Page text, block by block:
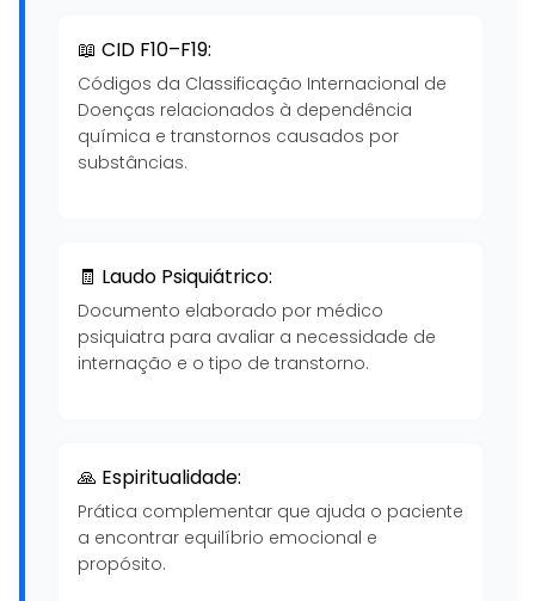
📖 CID F10–F19:
Códigos da Classificação Internacional de
Doenças relacionados à dependência
química e transtornos causados por
substâncias.
🧾 Laudo Psiquiátrico:
Documento elaborado por médico
psiquiatra para avaliar a necessidade de
internação e o tipo de transtorno.
🙏 Espiritualidade:
Prática complementar que ajuda o paciente
a encontrar equilíbrio emocional e
propósito.